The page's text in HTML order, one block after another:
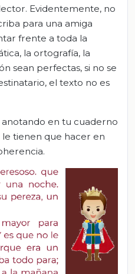
Evidentemente, no
para una amiga
frente a toda la
la ortografía, la
sean perfectas, si no se
el texto no es
en tu cuaderno
le tienen que hacer en